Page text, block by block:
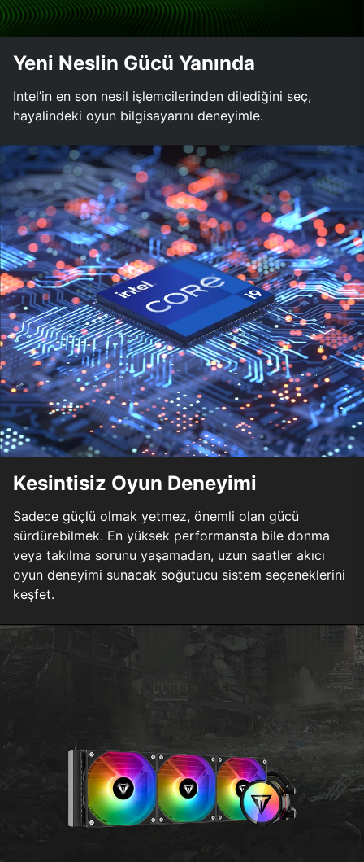
Yeni Neslin Gücü Yanında
Intel’in en son nesil işlemcilerinden dilediğini seç,
hayalindeki oyun bilgisayarını deneyimle.
Kesintisiz Oyun Deneyimi
Sadece güçlü olmak yetmez, önemli olan gücü
sürdürebilmek. En yüksek performansta bile donma
veya takılma sorunu yaşamadan, uzun saatler akıcı
oyun deneyimi sunacak soğutucu sistem seçeneklerini
keşfet.